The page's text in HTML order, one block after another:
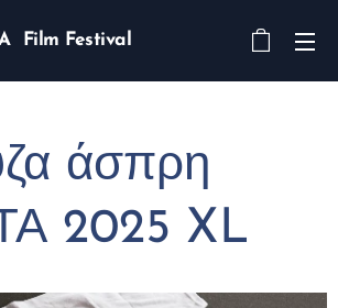
Film Festival
άσπρη
2025 XL